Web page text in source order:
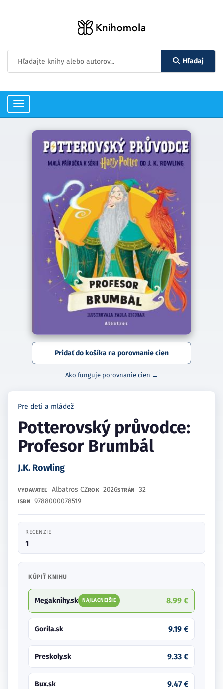
Hľadaj
Toggle
navigation
Pridať do košíka na porovnanie cien
Ako funguje porovnanie cien →
Pre deti a mládež
Potterovský průvodce:
Profesor Brumbál
J.K. Rowling
VYDAVATEĽ Albatros CZROK 2026STRÁN 32
ISBN 9788000078519
RECENZIE
1
KÚPIŤ KNIHU
Megaknihy.sk NAJLACNEJŠIE 8.99 €
Gorila.sk 9.19 €
Preskoly.sk 9.33 €
Bux.sk 9.47 €